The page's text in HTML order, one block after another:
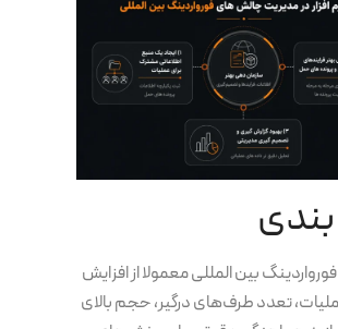
بین المللی معمولا از افزایش
تعدد طرف‌های درگیر، حجم بالای